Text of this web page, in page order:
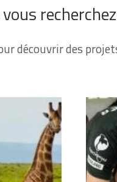
découvrir des